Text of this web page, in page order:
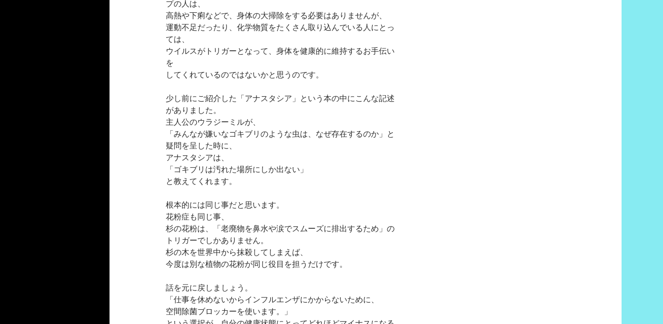
プの人は、
高熱や下痢などで、身体の大掃除をする必要はありませんが、
運動不足だったり、化学物質をたくさん取り込んでいる人にとっ
ては、
ウイルスがトリガーとなって、身体を健康的に維持するお手伝い
を
してくれているのではないかと思うのです。
少し前にご紹介した「アナスタシア」という本の中にこんな記述
がありました。
主人公のウラジーミルが、
「みんなが嫌いなゴキブリのような虫は、なぜ存在するのか」と
疑問を呈した時に、
アナスタシアは、
「ゴキブリは汚れた場所にしか出ない」
と教えてくれます。
根本的には同じ事だと思います。
花粉症も同じ事、
杉の花粉は、「老廃物を鼻水や涙でスムーズに排出するため」の
トリガーでしかありません。
杉の木を世界中から抹殺してしまえば、
今度は別な植物の花粉が同じ役目を担うだけです。
話を元に戻しましょう。
「仕事を休めないからインフルエンザにかからないために、
空間除菌ブロッカーを使います。」